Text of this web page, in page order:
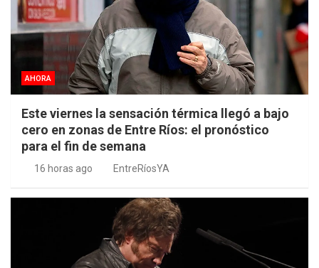
AHORA
Este viernes la sensación térmica llegó a bajo
cero en zonas de Entre Ríos: el pronóstico
para el fin de semana
16 horas ago EntreRíosYA